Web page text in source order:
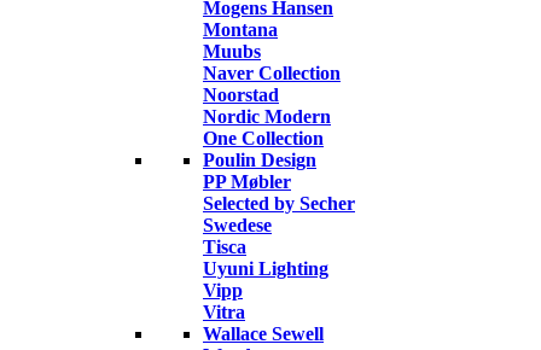
Mogens Hansen
Montana
Muubs
Naver Collection
Noorstad
Nordic Modern
One Collection
Poulin Design
PP Møbler
Selected by Secher
Swedese
Tisca
Uyuni Lighting
Vipp
Vitra
Wallace Sewell